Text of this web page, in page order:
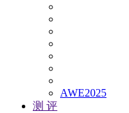
AWE2025
测 评